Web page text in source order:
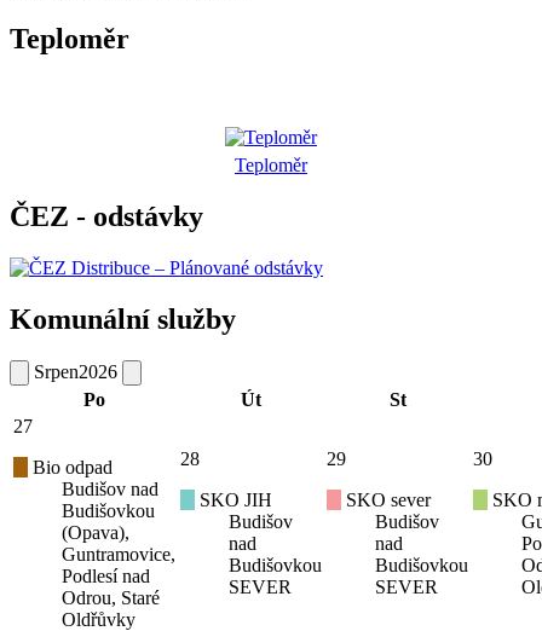
Teploměr
Teploměr
ČEZ - odstávky
Komunální služby
Srpen2026
Po
Út
St
27
Bio odpad
Budišov nad
Budišovkou
(Opava),
Guntramovice,
Podlesí nad
Odrou, Staré
Oldřůvky
28
SKO JIH
Budišov
nad
Budišovkou
SEVER
29
SKO sever
Budišov
nad
Budišovkou
SEVER
30
SKO